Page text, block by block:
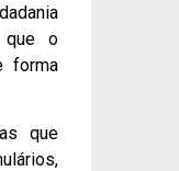
que o
forma
que